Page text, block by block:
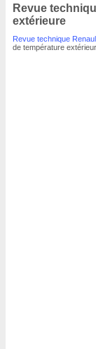
Revue
extérieure
Revue technique
de température